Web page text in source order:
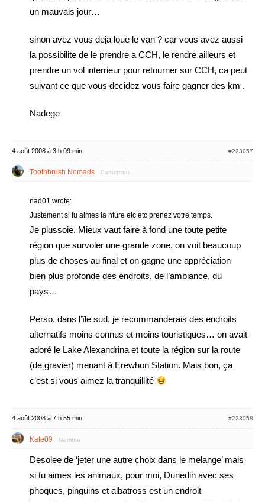
un mauvais jour…
sinon avez vous deja loue le van ? car vous avez aussi
la possibilite de le prendre a CCH, le rendre ailleurs et
prendre un vol interrieur pour retourner sur CCH, ca peut
suivant ce que vous decidez vous faire gagner des km .
Nadege
4 août 2008 à 3 h 09 min #223057
Toothbrush Nomads Participant
nad01 wrote:
Justement si tu aimes la nture etc etc prenez votre temps.
Je plussoie. Mieux vaut faire à fond une toute petite
région que survoler une grande zone, on voit beaucoup
plus de choses au final et on gagne une appréciation
bien plus profonde des endroits, de l’ambiance, du
pays…
Perso, dans l’île sud, je recommanderais des endroits
alternatifs moins connus et moins touristiques… on avait
adoré le Lake Alexandrina et toute la région sur la route
(de gravier) menant à Erewhon Station. Mais bon, ça
c’est si vous aimez la tranquillité
4 août 2008 à 7 h 55 min #223058
Kate09 Membre
Desolee de ‘jeter une autre choix dans le melange’ mais
si tu aimes les animaux, pour moi, Dunedin avec ses
phoques, pinguins et albatross est un endroit